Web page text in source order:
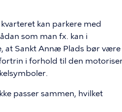
kan parkere med
som man fx. kan i
at Sankt Annæ Plads bør være
i forhold til den
passer sammen, hvilket